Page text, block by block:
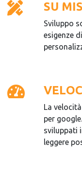
SU
Sviluppo
esigenze
La
per
sviluppati
leggere